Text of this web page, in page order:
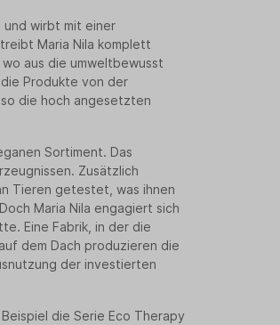
und wirbt mit einer
Maria Nila komplett
aus die umweltbewusst
Produkte von der
die hoch angesetzten
Sortiment. Das
Zusätzlich
Tieren getestet, was ihnen
Maria Nila engagiert sich
Eine Fabrik, in der die
dem Dach produzieren die
der investierten
die Serie Eco Therapy